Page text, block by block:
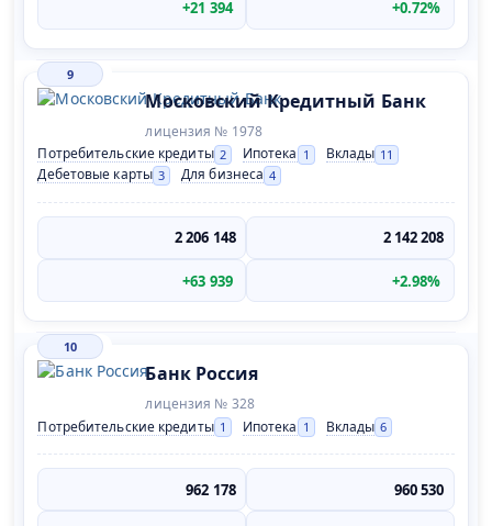
+21 394 +0.72%
9
Московский Кредитный Банк
лицензия № 1978
Потребительские кредиты 2 Ипотека 1 Вклады 11
Дебетовые карты 3 Для бизнеса 4
2 206 148 2 142 208
+63 939 +2.98%
10
Банк Россия
лицензия № 328
Потребительские кредиты 1 Ипотека 1 Вклады 6
962 178 960 530